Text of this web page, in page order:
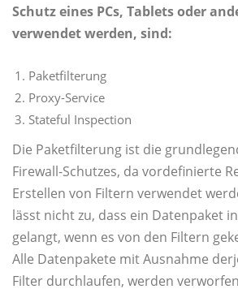
Schutz eines PCs, Tablets oder
verwendet werden, sind:
Paketfilterung
Proxy-Service
Stateful Inspection
Die Paketfilterung ist die
Firewall-Schutzes, da vordefinierte
Erstellen von Filtern verwendet
lässt nicht zu, dass ein Datenpaket
gelangt, wenn es von den Filtern
Alle Datenpakete mit Ausnahme
Filter durchlaufen, werden